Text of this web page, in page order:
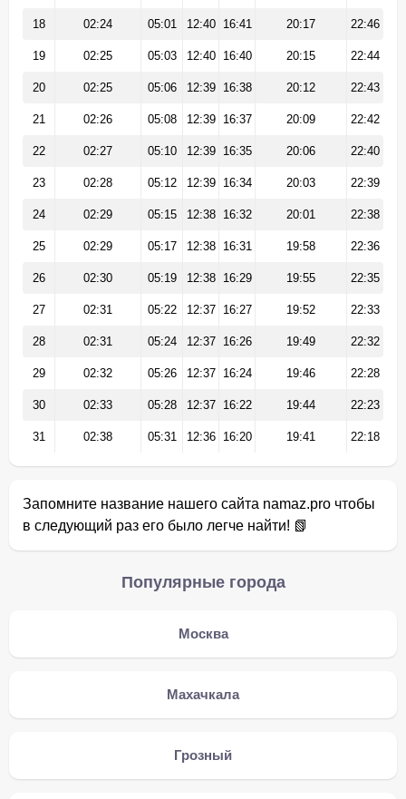
18 02:24 05:01 12:40 16:41 20:17 22:46
19 02:25 05:03 12:40 16:40 20:15 22:44
20 02:25 05:06 12:39 16:38 20:12 22:43
21 02:26 05:08 12:39 16:37 20:09 22:42
22 02:27 05:10 12:39 16:35 20:06 22:40
23 02:28 05:12 12:39 16:34 20:03 22:39
24 02:29 05:15 12:38 16:32 20:01 22:38
25 02:29 05:17 12:38 16:31 19:58 22:36
26 02:30 05:19 12:38 16:29 19:55 22:35
27 02:31 05:22 12:37 16:27 19:52 22:33
28 02:31 05:24 12:37 16:26 19:49 22:32
29 02:32 05:26 12:37 16:24 19:46 22:28
30 02:33 05:28 12:37 16:22 19:44 22:23
31 02:38 05:31 12:36 16:20 19:41 22:18
Запомните название нашего сайта namaz.pro чтобы
в следующий раз его было легче найти! 📗
Популярные города
Москва
Махачкала
Грозный